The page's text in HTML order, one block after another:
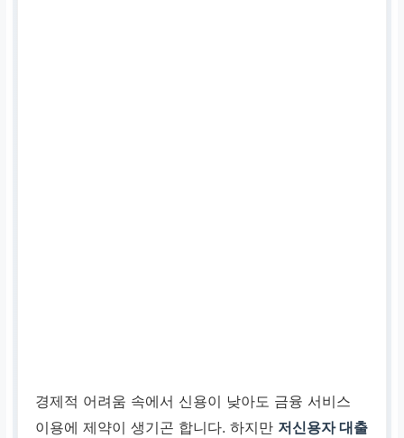
경제적 어려움 속에서 신용이 낮아도 금융 서비스
이용에 제약이 생기곤 합니다. 하지만 저신용자 대출